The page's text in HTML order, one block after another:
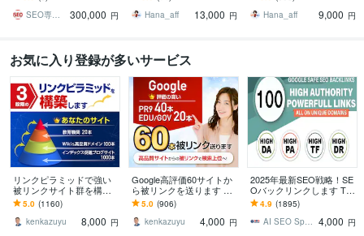
先端の外部SEO日本被リ
ンク対策！SEO専門コンサルタント
300,000 円
せでお困りの方への【逆S
EO対策】です。
Hana_aff
13,000 円
0,DR70以上も可能
Hana_aff
9,000 円
お気に入り登録が多いサービス
リンクピラミッドで強い
被リンクサイト群を構築
します 評価5.0実績1100件
超｜EDU・GOV20本含む
3層構造
5.0 (1160)
kenkazuyu
8,000 円
Google高評価60サイトか
ら被リンクを送ります 評
価5.0・実績880件超｜PR
9＋EDU/GOVの60本
5.0 (906)
kenkazuyu
4,000 円
2025年最新SEO戦略！SE
Oバックリンクします TF
100 DA100サイト、100ユ
ニークドメイン対策！
4.9 (1895)
AI SEO Specialist 4,000 円